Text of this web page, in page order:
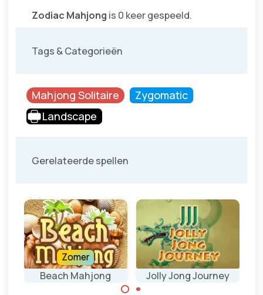
Zodiac Mahjong is 0 keer gespeeld.
Tags & Categorieën
Mahjong Solitaire
Zygomatic
Landscape
Gerelateerde spellen
Beach Mahjong
Zomer
Jolly Jong Journey